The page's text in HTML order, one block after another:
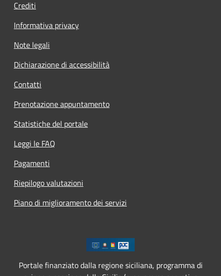
Crediti
Informativa privacy
Note legali
Dichiarazione di accessibilità
Contatti
Prenotazione appuntamento
Statistiche del portale
Leggi le FAQ
Pagamenti
Riepilogo valutazioni
Piano di miglioramento dei servizi
Portale finanziato dalla regione siciliana, programma di